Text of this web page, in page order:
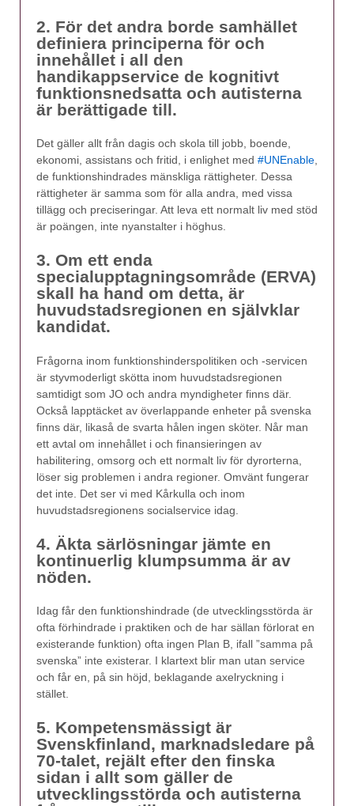
2. För det andra borde samhället
definiera principerna för och
innehållet i all den
handikappservice de kognitivt
funktionsnedsatta och autisterna
är berättigade till.
Det gäller allt från dagis och skola till jobb, boende,
ekonomi, assistans och fritid, i enlighet med #UNEnable,
de funktionshindrades mänskliga rättigheter. Dessa
rättigheter är samma som för alla andra, med vissa
tillägg och preciseringar. Att leva ett normalt liv med stöd
är poängen, inte nyanstalter i höghus.
3. Om ett enda
specialupptagningsområde (ERVA)
skall ha hand om detta, är
huvudstadsregionen en självklar
kandidat.
Frågorna inom funktionshinderspolitiken och -servicen
är styvmoderligt skötta inom huvudstadsregionen
samtidigt som JO och andra myndigheter finns där.
Också lapptäcket av överlappande enheter på svenska
finns där, likaså de svarta hålen ingen sköter. Når man
ett avtal om innehållet i och finansieringen av
habilitering, omsorg och ett normalt liv för dyrorterna,
löser sig problemen i andra regioner. Omvänt fungerar
det inte. Det ser vi med Kårkulla och inom
huvudstadsregionens socialservice idag.
4. Äkta särlösningar jämte en
kontinuerlig klumpsumma är av
nöden.
Idag får den funktionshindrade (de utvecklingsstörda är
ofta förhindrade i praktiken och de har sällan förlorat en
existerande funktion) ofta ingen Plan B, ifall ”samma på
svenska” inte existerar. I klartext blir man utan service
och får en, på sin höjd, beklagande axelryckning i
stället.
5. Kompetensmässigt är
Svenskfinland, marknadsledare på
70-talet, rejält efter den finska
sidan i allt som gäller de
utvecklingsstörda och autisterna